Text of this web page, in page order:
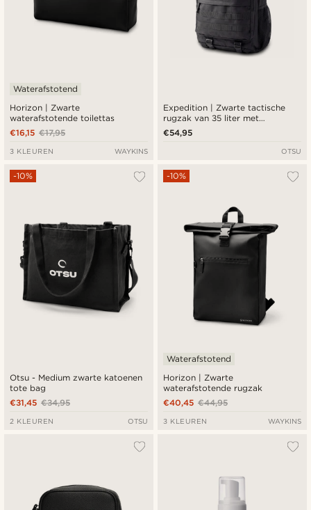
Horizon | Zwarte
waterafstotende toilettas
Waterafstotend
€17,95
€16,15
3 KLEUREN WAYKINS
Expedition | Zwarte tactische
rugzak van 35 liter met
meerdere vakken en patchpaneel
€54,95
OTSU
Otsu - Medium zwarte katoenen
tote bag
-10%
€34,95
€31,45
2 KLEUREN OTSU
Horizon | Zwarte
waterafstotende rugzak
-10%
Waterafstotend
€44,95
€40,45
3 KLEUREN WAYKINS